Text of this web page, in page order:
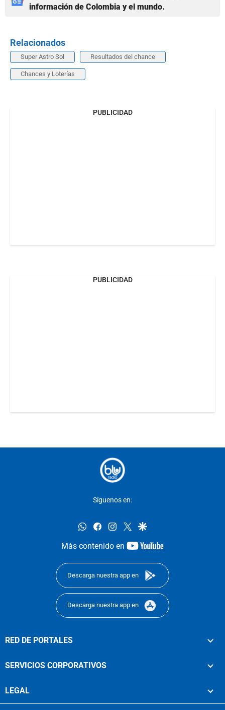
información de Colombia y el mundo.
Relacionados
Super Astro Sol Resultados del chance
Chances y Loterías
PUBLICIDAD
PUBLICIDAD
Síguenos en:
whatsappfacebookinstagram
twittergoogle
Más contenido en
youtube-
Descarga nuestra app en
Descarga nuestra app en
RED DE PORTALES
SERVICIOS CORPORATIVOS
LEGAL